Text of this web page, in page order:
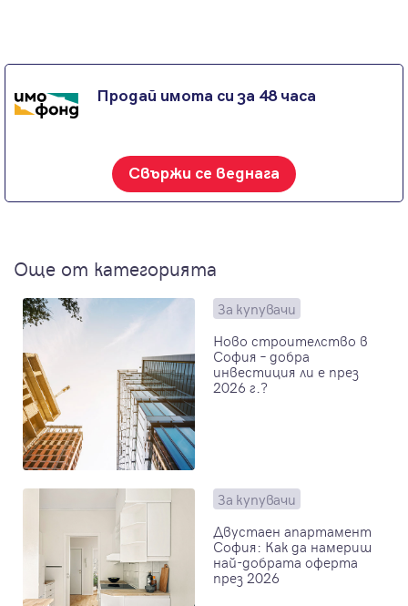
Продай имота си за 48 часа
Свържи се веднага
Още от категорията
За купувачи
Ново строителство в
София – добра
инвестиция ли е през
2026 г.?
За купувачи
Двустаен апартамент
София: Как да намериш
най-добрата оферта
през 2026